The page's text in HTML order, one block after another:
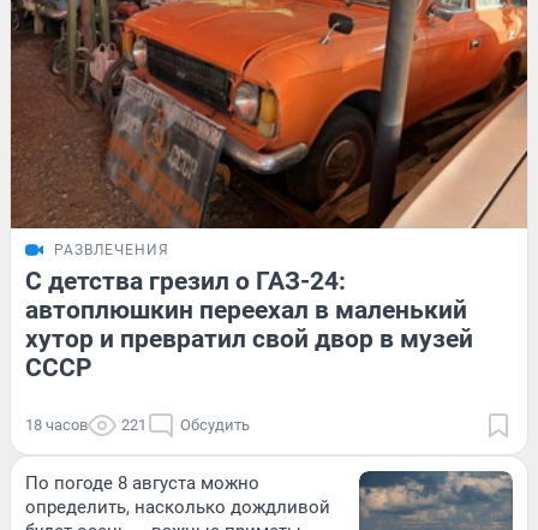
РАЗВЛЕЧЕНИЯ
С детства грезил о ГАЗ-24:
автоплюшкин переехал в маленький
хутор и превратил свой двор в музей
СССР
18 часов 221 Обсудить
По погоде 8 августа можно
определить, насколько дождливой